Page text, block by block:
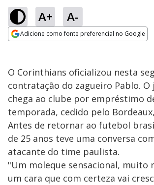
A+ A-
Adicione como fonte preferencial no Google
O Corinthians oficializou nesta
contratação do zagueiro Pablo. O
chega ao clube por empréstimo
temporada, cedido pelo
Antes de retornar ao futebol
de 25 anos teve uma conversa
atacante do time paulista.
"Um moleque sensacional, muito
um cara que com certeza vai